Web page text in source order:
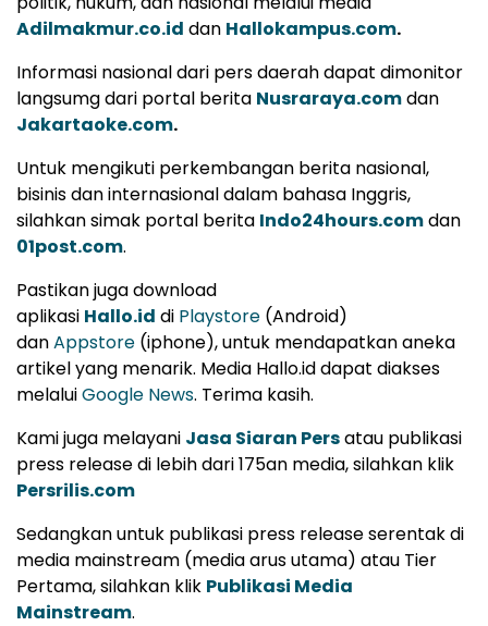
Adilmakmur.co.id dan Hallokampus.com.
Informasi nasional dari pers daerah dapat dimonitor
langsumg dari portal berita Nusraraya.comdan
Jakartaoke.com.
Untuk mengikuti perkembangan berita nasional,
bisinis dan internasional dalam bahasa Inggris,
silahkan simak portal berita Indo24hours.comdan
01post.com.
Pastikan juga download
aplikasi Hallo.id di Playstore (Android)
danAppstore (iphone), untuk mendapatkan aneka
artikel yang menarik. Media Hallo.id dapat diakses
melaluiGoogle News. Terima kasih.
Kami juga melayani Jasa Siaran Persatau publikasi
press release di lebih dari 175an media, silahkan klik
Persrilis.com
Sedangkan untuk publikasi press release serentak di
media mainstream (media arus utama) atau Tier
Pertama, silahkan klik Publikasi Media
Mainstream.